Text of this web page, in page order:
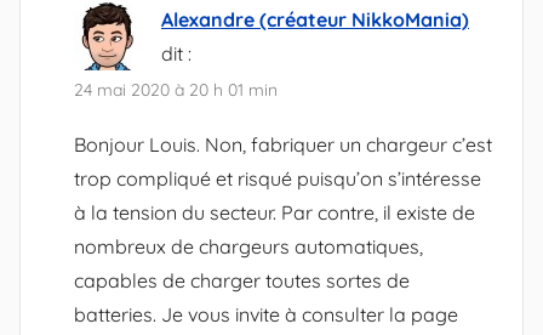
Alexandre (créateur NikkoMania)
dit :
24 mai 2020 à 20 h 01 min
Bonjour Louis. Non, fabriquer un chargeur c’est
trop compliqué et risqué puisqu’on s’intéresse
à la tension du secteur. Par contre, il existe de
nombreux de chargeurs automatiques,
capables de charger toutes sortes de
batteries. Je vous invite à consulter la page